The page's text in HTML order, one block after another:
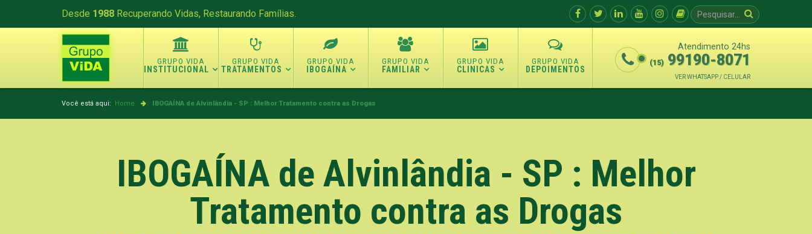
Desde 1988 Recuperando Vidas, Restaurando Famílias.
INSTITUCIONAL TRATAMENTOS IBOGAÍNA FAMILIAR CLINICAS DEPOIMENTOS
Atendimento 24hs
(15) 99190-8071
VER WHATSAPP / CELULAR
Você está aqui: Home IBOGAÍNA de Alvinlândia - SP : Melhor Tratamento contra as Drogas
IBOGAÍNA de Alvinlândia - SP : Melhor
Tratamento contra as Drogas